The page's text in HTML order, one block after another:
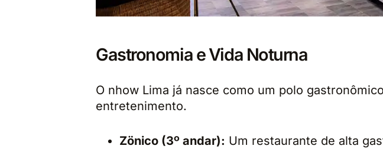
Gastronomia e Vida Noturna
O nhow Lima já nasce como um polo
entretenimento.
Zönico (3º andar): Um restaurante de alta